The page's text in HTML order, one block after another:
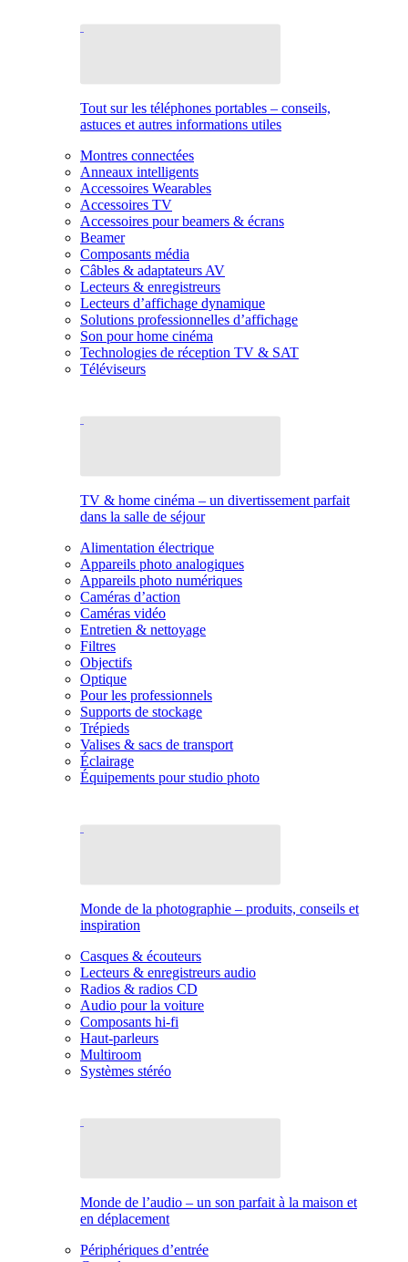
Tout sur les téléphones portables – conseils,
astuces et autres informations utiles
Montres connectées
Anneaux intelligents
Accessoires Wearables
Accessoires TV
Accessoires pour beamers & écrans
Beamer
Composants média
Câbles & adaptateurs AV
Lecteurs & enregistreurs
Lecteurs d’affichage dynamique
Solutions professionnelles d’affichage
Son pour home cinéma
Technologies de réception TV & SAT
Téléviseurs
TV & home cinéma – un divertissement parfait
dans la salle de séjour
Alimentation électrique
Appareils photo analogiques
Appareils photo numériques
Caméras d’action
Caméras vidéo
Entretien & nettoyage
Filtres
Objectifs
Optique
Pour les professionnels
Supports de stockage
Trépieds
Valises & sacs de transport
Éclairage
Équipements pour studio photo
Monde de la photographie – produits, conseils et
inspiration
Casques & écouteurs
Lecteurs & enregistreurs audio
Radios & radios CD
Audio pour la voiture
Composants hi-fi
Haut-parleurs
Multiroom
Systèmes stéréo
Monde de l’audio – un son parfait à la maison et
en déplacement
Périphériques d’entrée